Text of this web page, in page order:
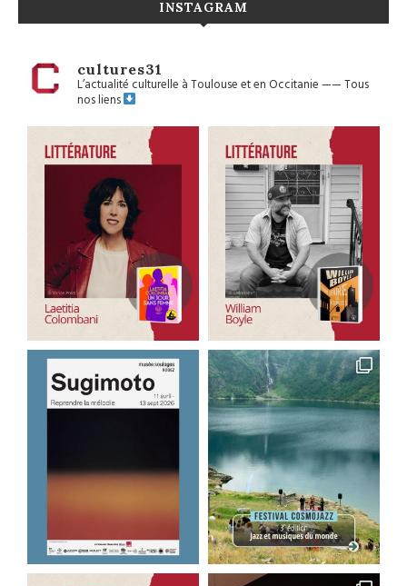
INSTAGRAM
cultures31
L’actualité culturelle à Toulouse et en Occitanie——Tous
nos liens